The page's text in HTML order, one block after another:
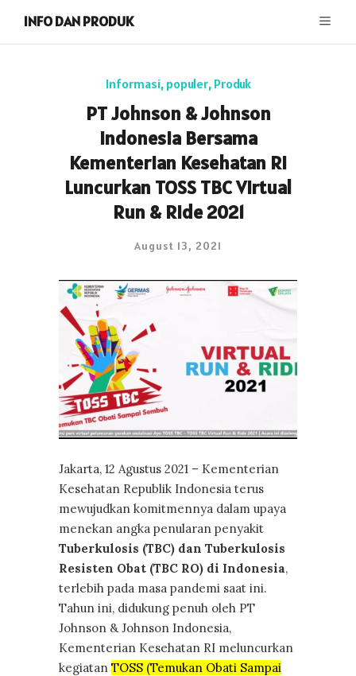
INFO DAN PRODUK
Informasi, populer, Produk
PT Johnson & Johnson
Indonesia Bersama
Kementerian Kesehatan RI
Luncurkan TOSS TBC Virtual
Run & Ride 2021
August 13, 2021
Jakarta, 12 Agustus 2021 – Kementerian
Kesehatan Republik Indonesia terus
mewujudkan komitmennya dalam upaya
menekan angka penularan penyakit
Tuberkulosis (TBC) dan Tuberkulosis
Resisten Obat (TBC RO) di Indonesia,
terlebih pada masa pandemi saat ini.
Tahun ini, didukung penuh oleh PT
Johnson & Johnson Indonesia,
Kementerian Kesehatan RI meluncurkan
kegiatan TOSS (Temukan Obati Sampai